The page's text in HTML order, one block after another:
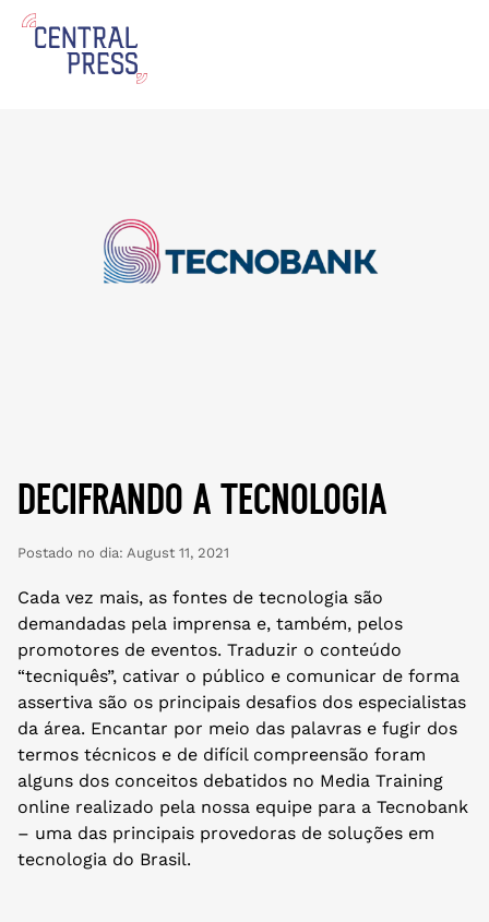
decifrando a tecnologia
Postado no dia: August 11, 2021
Cada vez mais, as fontes de tecnologia são
demandadas pela imprensa e, também, pelos
promotores de eventos. Traduzir o conteúdo
“tecniquês”, cativar o público e comunicar de forma
assertiva são os principais desafios dos especialistas
da área. Encantar por meio das palavras e fugir dos
termos técnicos e de difícil compreensão foram
alguns dos conceitos debatidos no Media Training
online realizado pela nossa equipe para a Tecnobank
– uma das principais provedoras de soluções em
tecnologia do Brasil.